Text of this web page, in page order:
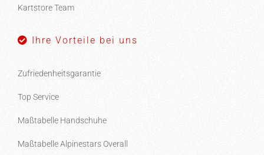
Kartstore Team
Ihre Vorteile bei uns
Zufriedenheitsgarantie
Top Service
Maßtabelle Handschuhe
Maßtabelle Alpinestars Overall